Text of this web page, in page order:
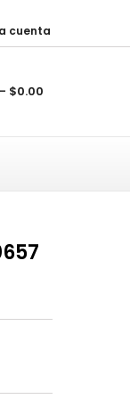
cuenta
$0.00